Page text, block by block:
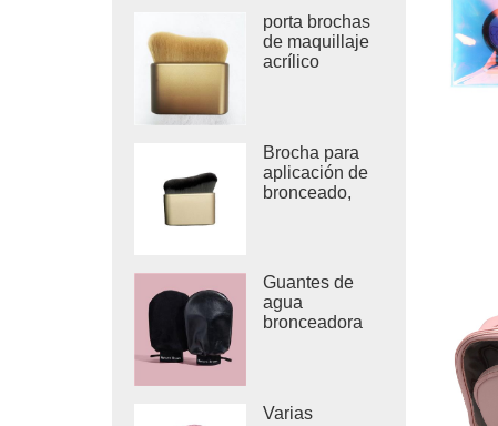
porta brochas
de maquillaje
acrílico
Brocha para
aplicación de
bronceado,
maquillaje
Guantes de
agua
bronceadora
agua
bronceadora
Varias